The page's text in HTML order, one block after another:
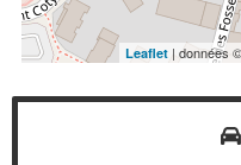
Leaflet | données ©